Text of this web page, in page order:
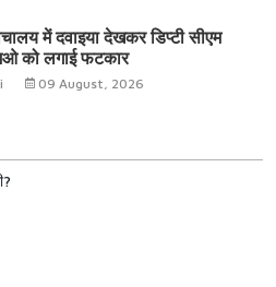
में दवाइया देखकर डिप्टी सीएम
को लगाई फटकार
09 August, 2026